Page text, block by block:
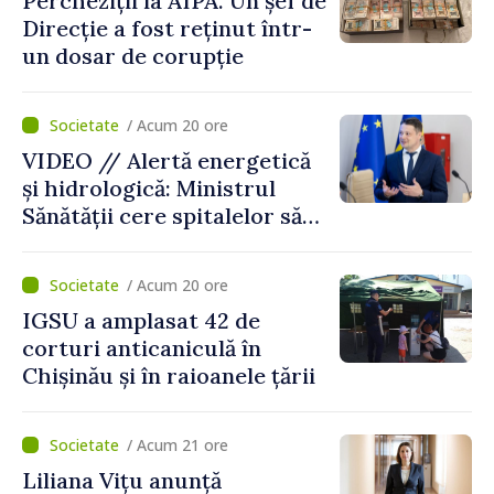
Direcție a fost reținut într-
un dosar de corupție
/ Acum 20 ore
VIDEO // Alertă energetică
și hidrologică: Ministrul
Sănătății cere spitalelor să-și
pentru situații excepționale
/ Acum 20 ore
IGSU a amplasat 42 de
corturi anticaniculă în
Chișinău și în raioanele țării
/ Acum 21 ore
Liliana Vițu anunță